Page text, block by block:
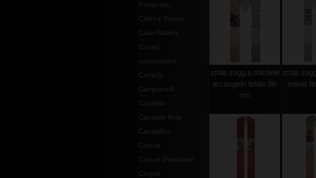
Portacalici
Calici e Pissidi
Calici Molina
Campanelli
Candele
Candele finte
Candelieri
Casule
Casule Pietrobon
Cingoli
stola sogg.s.michele
arcangelo telaio filo
oro
stola
maria